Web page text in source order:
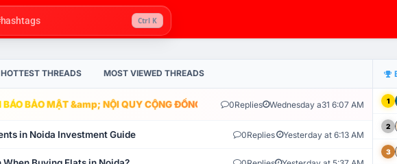
Ctrl K
HOTTEST THREADS MOST VIEWED THREADS
BÁO BẢO MẬT &amp; NỘI QUY CỘNG ĐỒNG VLIKE.VN: HỆ THỐNG GIÁM SÁT TỰ
0Replies Wednesday a31 6:07 AM
in Noida Investment Guide 0Replies Yesterday at 6:13 AM
1
2
3